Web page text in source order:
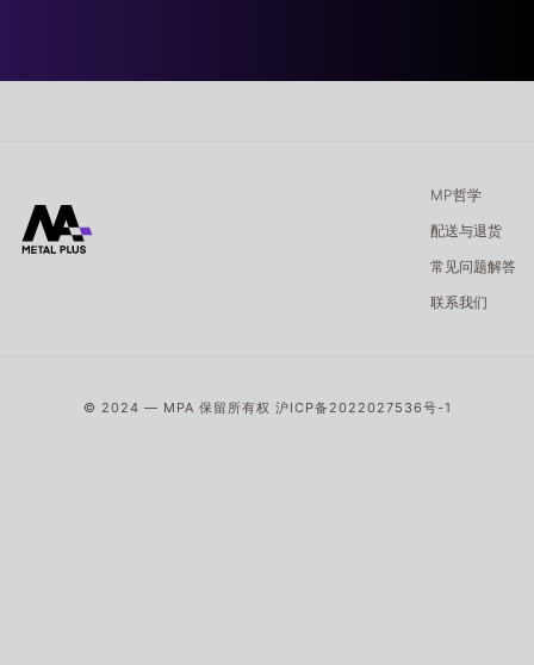
MP哲学
配送与退货
常见问题解答
联系我们
© 2024 — MPA 保留所有权 沪ICP备2022027536号-1